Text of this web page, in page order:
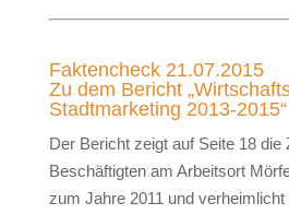
Faktencheck 21.07.2015
Zu dem Bericht
Stadtmarketing 2013-2015“
Der Bericht zeigt auf Seite 18 die
Beschäftigten am Arbeitsort
zum Jahre 2011 und